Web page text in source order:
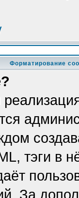
Форматирование
тэги в
За